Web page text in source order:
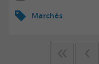
Marchés